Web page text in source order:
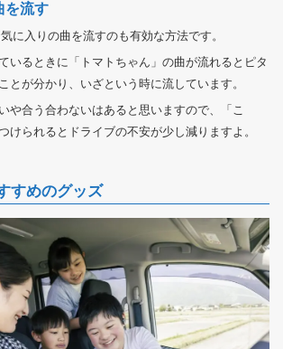
を流す
に入りの曲を流すのも有効な方法です。
いるときに「トマトちゃん」の曲が流れるとピタ
とが分かり、いざという時に流しています。
や合う合わないはあると思いますので、「こ
けられるとドライブの不安が少し減りますよ。
すめのグッズ